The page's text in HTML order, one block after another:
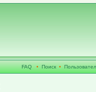
FAQ • Поиск •